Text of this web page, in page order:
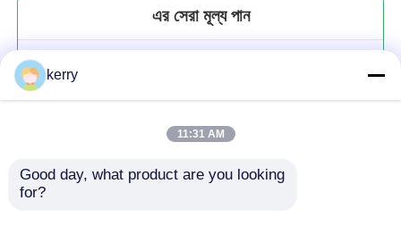
এর সেরা মূল্য পান
kerry
11:31 AM
Good day, what product are you looking
for?